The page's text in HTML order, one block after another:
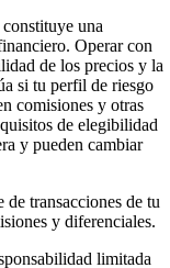
una
Operar con
de los precios y la
si tu perfil de riesgo
comisiones y otras
de elegibilidad
y pueden cambiar
transacciones de tu
y diferenciales.
limitada